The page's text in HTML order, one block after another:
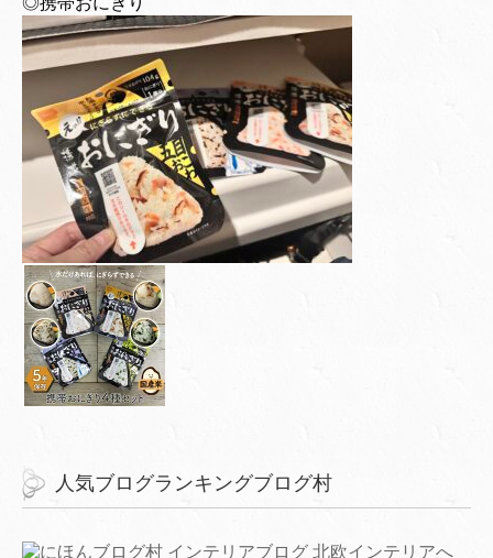
人気ブログランキングブログ村